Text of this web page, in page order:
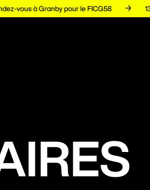
Rendez-vous à Granby pour le FICG58